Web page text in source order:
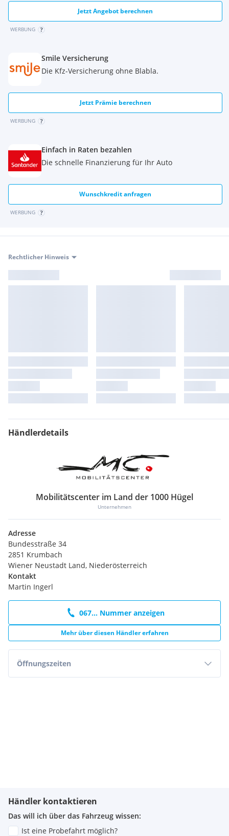
Jetzt Angebot berechnen
WERBUNG
Smile Versicherung
Die Kfz-Versicherung ohne Blabla.
Jetzt Prämie berechnen
WERBUNG
Einfach in Raten bezahlen
Die schnelle Finanzierung für Ihr Auto
Wunschkredit anfragen
WERBUNG
Rechtlicher Hinweis
Händlerdetails
Mobilitätscenter im Land der 1000 Hügel
Unternehmen
Adresse
Bundesstraße 34
2851 Krumbach
Wiener Neustadt Land, Niederösterreich
Kontakt
Martin Ingerl
067... Nummer anzeigen
Mehr über diesen Händler erfahren
Öffnungszeiten
Händler kontaktieren
Das will ich über das Fahrzeug wissen:
Ist eine Probefahrt möglich?